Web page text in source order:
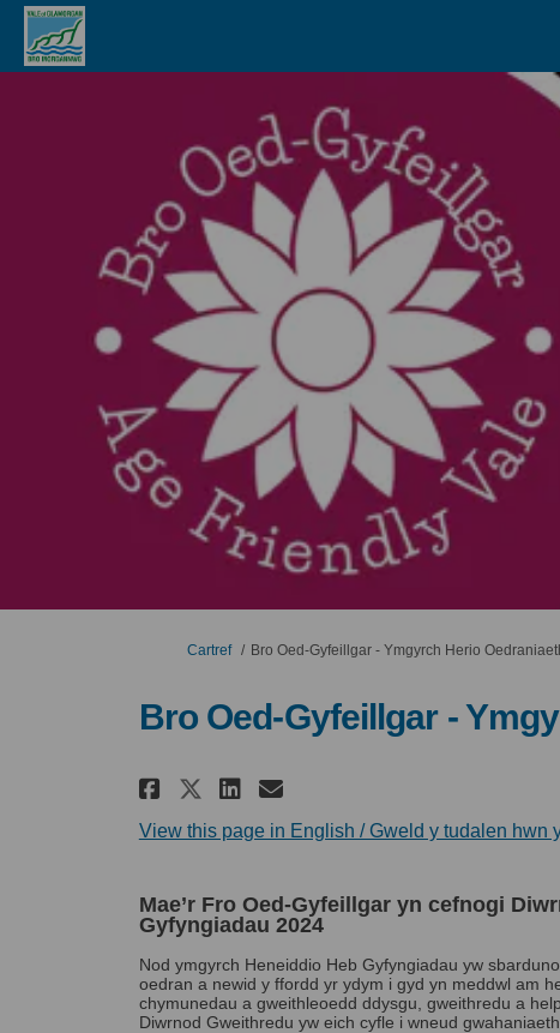
Rydych yma:
Cartref Bro Oed-Gyfeillgar - Ymgyrch Herio
Bro Oed-Gyfeillgar -
Rhannu Bro Oed-
Rhannu Bro Oed-
Rhannu Bro Oed-
E-bost Bro Oed-
View this page in English / Gweld y tudalen hwn
Mae’r Fro Oed-Gyfeillgar yn cefnogi
Gyfyngiadau 2024
Nod ymgyrch Heneiddio Heb Gyfyngiadau yw
oedran a newid y ffordd yr ydym i gyd yn meddwl am
chymunedau a gweithleoedd ddysgu, gweithredu a
Diwrnod Gweithredu yw eich cyfle i wneud gwahaniaeth.